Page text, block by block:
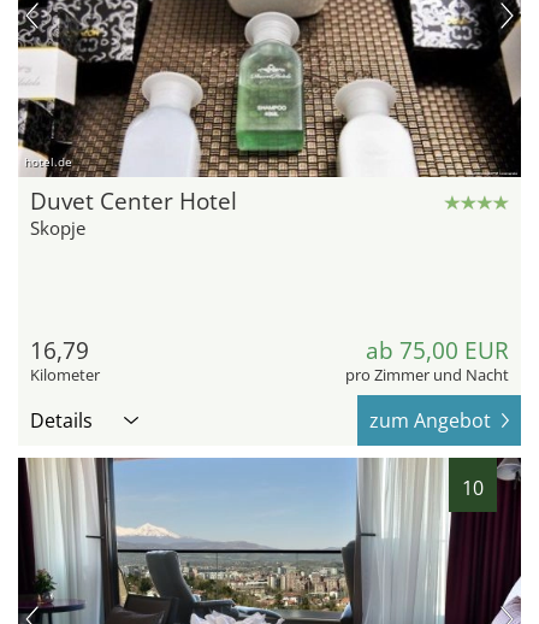
hotel.de
Duvet Center Hotel
Skopje
16,79
Kilometer
ab 75,00 EUR
pro Zimmer und Nacht
Details zum Angebot
10